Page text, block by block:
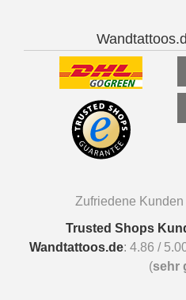
Zufriedene
Trusted Shops
Wandtattoos.de: 4.86 /
(sehr